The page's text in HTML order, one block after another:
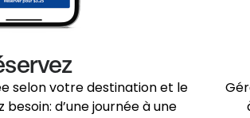
selon votre destination et le
d’une journée à une